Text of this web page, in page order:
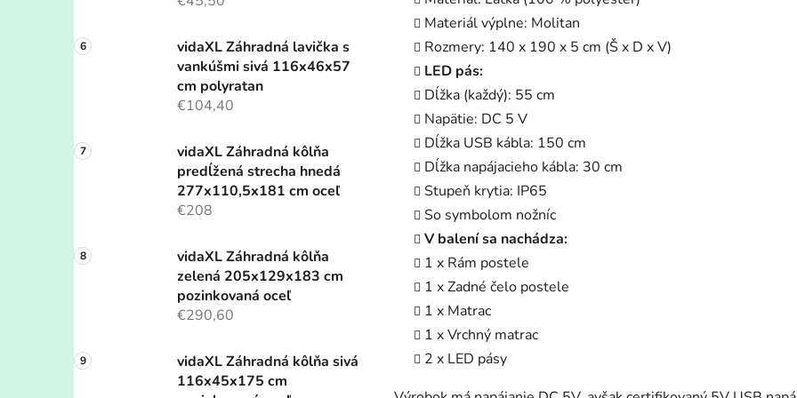
vidaXL Záhradná lavička s
vankúšmi sivá 116x46x57
cm polyratan
€104,40
vidaXL Záhradná kôlňa
predĺžená strecha hnedá
277x110,5x181 cm oceľ
€208
vidaXL Záhradná kôlňa
zelená 205x129x183 cm
pozinkovaná oceľ
€290,60
vidaXL Záhradná kôlňa sivá
116x45x175 cm
Materiál výplne: Molitan
Rozmery: 140 x 190 x 5 cm (Š x D x V)
LED pás:
Dĺžka (každý): 55 cm
Napätie: DC 5 V
Dĺžka USB kábla: 150 cm
Dĺžka napájacieho kábla: 30 cm
Stupeň krytia: IP65
So symbolom nožníc
V balení sa nachádza:
1 x Rám postele
1 x Zadné čelo postele
1 x Matrac
1 x Vrchný matrac
2 x LED pásy